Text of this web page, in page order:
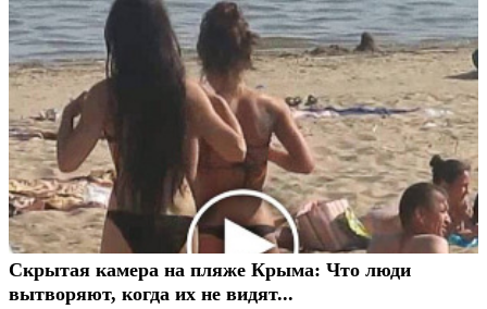
Скрытая камера на пляже Крыма: Что люди
вытворяют, когда их не видят...